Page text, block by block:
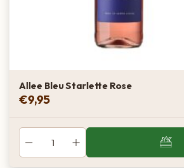
Allee Bleu Starlette Rose
€9,95